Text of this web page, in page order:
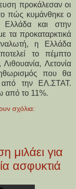
προκάλεσαν οι
πώς κυμάνθηκε ο
και στην
τα προκαταρκτικά
η Ελλάδα
το πέμπτο
Λετονία
που θα
από την ΕΛ.ΣΤΑΤ.
από το 11%.
σχόλια:
μιλάει για
ασφυκτιά